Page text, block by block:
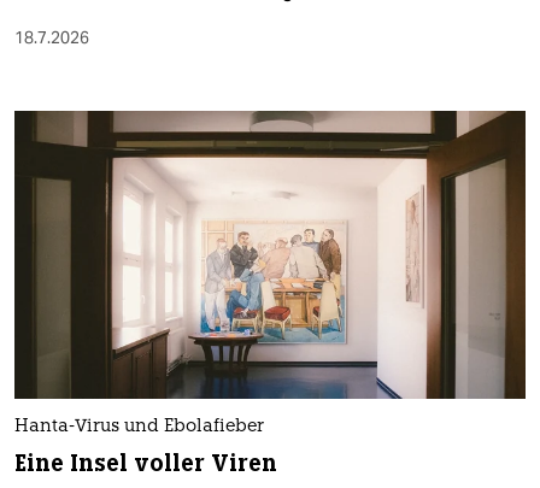
18.7.2026
Hanta-Virus und Ebolafieber
Eine Insel voller Viren